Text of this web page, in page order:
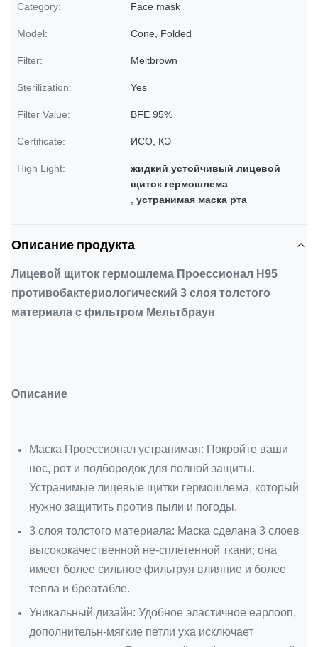
Category: Face mask
Model: Cone, Folded
Filter: Meltbrown
Sterilization: Yes
Filter Value: BFE 95%
Certificate: ИСО, КЭ
High Light:
жидкий устойчивый лицевой
щиток гермошлема
устранимая маска рта
Описание продукта
Лицевой щиток гермошлема Проессионал Н95
противобактериологический 3 слоя толстого
материала с фильтром Мельтбраун
Описание
Маска Проессионал устранимая: Покройте ваши
нос, рот и подбородок для полной защиты.
Устранимые лицевые щитки гермошлема, который
нужно защитить против пыли и погоды.
3 слоя толстого материала: Маска сделана 3 слоев
высококачественной не-сплетенной ткани; она
имеет более сильное фильтруя влияние и более
тепла и бреатабле.
Уникальный дизайн: Удобное эластичное еарлооп,
дополнительн-мягкие петли уха исключает